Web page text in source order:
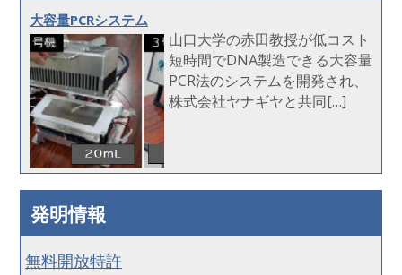
大容量PCRシステム
山口大学の赤田教授が低コスト
短時間でDNA製造できる大容量
PCR法のシステムを開発され、
株式会社ヤナギヤと共同[…]
発明情報
無料開放特許